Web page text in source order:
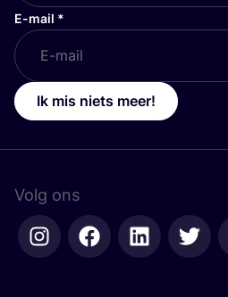
E-mail *
Ik mis niets meer!
Volg ons